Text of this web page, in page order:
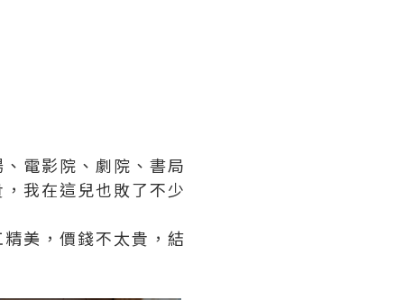
電影院、劇院、書局
我在這兒也敗了不少
美，價錢不太貴，結